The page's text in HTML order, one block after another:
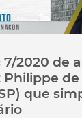
7/2020 de
de
que